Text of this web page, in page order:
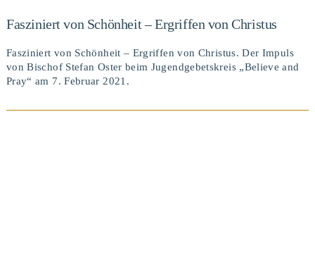
Fasziniert von Schönheit – Ergriffen von Christus
Fasziniert von Schönheit – Ergriffen von Christus. Der Impuls
von Bischof Stefan Oster beim Jugendgebetskreis „Believe and
Pray“ am 7. Februar 2021.